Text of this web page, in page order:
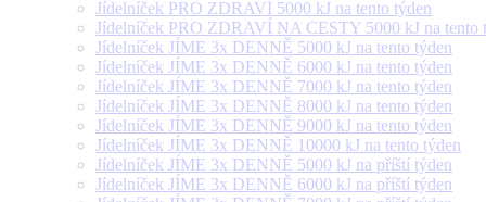
Jídelníček PRO ZDRAVÍ 5000 kJ na tento týden
Jídelníček PRO ZDRAVÍ NA CESTY 5000 kJ na tento
Jídelníček JÍME 3x DENNĚ 5000 kJ na tento týden
Jídelníček JÍME 3x DENNĚ 6000 kJ na tento týden
Jídelníček JÍME 3x DENNĚ 7000 kJ na tento týden
Jídelníček JÍME 3x DENNĚ 8000 kJ na tento týden
Jídelníček JÍME 3x DENNĚ 9000 kJ na tento týden
Jídelníček JÍME 3x DENNĚ 10000 kJ na tento týden
Jídelníček JÍME 3x DENNĚ 5000 kJ na příští týden
Jídelníček JÍME 3x DENNĚ 6000 kJ na příští týden